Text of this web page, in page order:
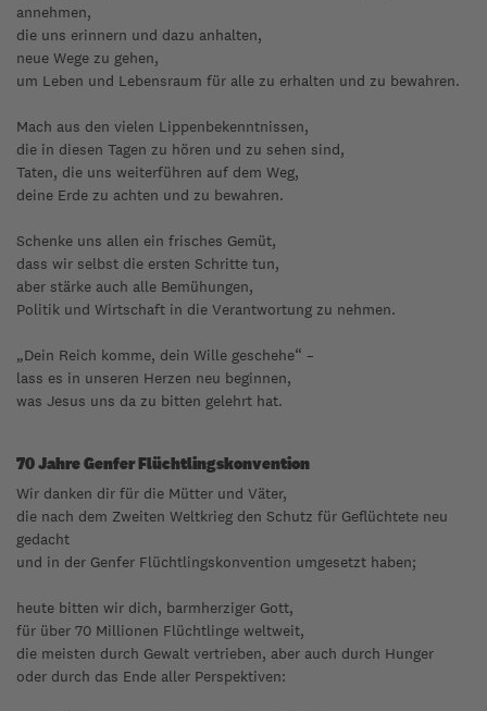
annehmen,
die uns erinnern und dazu anhalten,
neue Wege zu gehen,
um Leben und Lebensraum für alle zu erhalten und zu bewahren.
Mach aus den vielen Lippenbekenntnissen,
die in diesen Tagen zu hören und zu sehen sind,
Taten, die uns weiterführen auf dem Weg,
deine Erde zu achten und zu bewahren.
Schenke uns allen ein frisches Gemüt,
dass wir selbst die ersten Schritte tun,
aber stärke auch alle Bemühungen,
Politik und Wirtschaft in die Verantwortung zu nehmen.
„Dein Reich komme, dein Wille geschehe“ –
lass es in unseren Herzen neu beginnen,
was Jesus uns da zu bitten gelehrt hat.
70 Jahre Genfer Flüchtlingskonvention
Wir danken dir für die Mütter und Väter,
die nach dem Zweiten Weltkrieg den Schutz für Geflüchtete neu
gedacht
und in der Genfer Flüchtlingskonvention umgesetzt haben;
heute bitten wir dich, barmherziger Gott,
für über 70 Millionen Flüchtlinge weltweit,
die meisten durch Gewalt vertrieben, aber auch durch Hunger
oder durch das Ende aller Perspektiven: